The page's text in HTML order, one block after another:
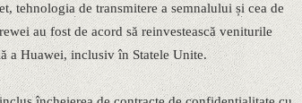
tehnologia de transmitere a semnalului și cea de
au fost de acord să reinvestească veniturile
a Huawei, inclusiv în Statele Unite.